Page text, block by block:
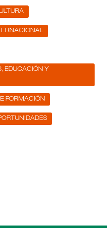
EDUCACIÓN Y
FORMACIÓN